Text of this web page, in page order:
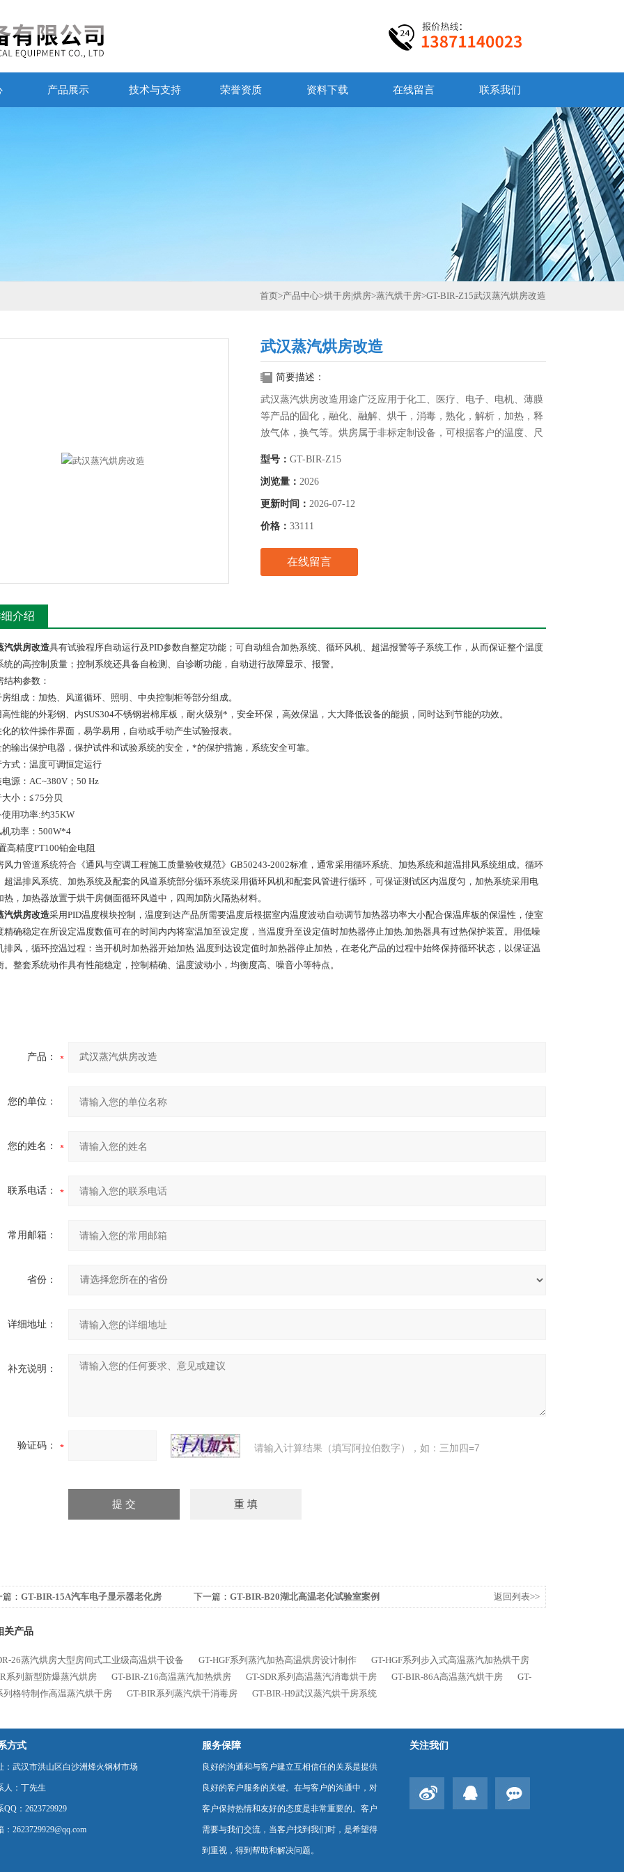
产品展示 技术与支持 荣誉资质 资料下载 在线留言 联系我们
首页>产品中心>烘干房|烘房>蒸汽烘干房>GT-BIR-Z15武汉蒸汽烘房改造
武汉蒸汽烘房改造
简要描述：
武汉蒸汽烘房改造用途广泛应用于化工、医疗、电子、电机、薄膜
等产品的固化，融化、融解、烘干，消毒，熟化，解析，加热，释
放气体，换气等。烘房属于非标定制设备，可根据客户的温度、尺
型号： GT-BIR-Z15
浏览量： 2026
更新时间： 2026-07-12
价格： 33111
在线留言
介绍
汽烘房改造具有试验程序自动运行及PID参数自整定功能；可自动组合加热系统、循环风机、超温报警等子系统工作，从而保证整个温度
统的高控制质量；控制系统还具备自检测、自诊断功能，自动进行故障显示、报警。
结构参数：
房组成：加热、风道循环、照明、中央控制柜等部分组成。
高性能的外彩钢、内SUS304不锈钢岩棉库板，耐火级别*，安全环保，高效保温，大大降低设备的能损，同时达到节能的功效。
化的软件操作界面，易学易用，自动或手动产生试验报表。
的输出保护电器，保护试件和试验系统的安全，*的保护措施，系统安全可靠。
方式：温度可调恒定运行
电源：AC~380V；50 Hz
大小：≦75分贝
使用功率:约35KW
机功率：500W*4
高精度PT100铂金电阻
风力管道系统符合《通风与空调工程施工质量验收规范》GB50243-2002标准，通常采用循环系统、加热系统和超温排风系统组成。循环
超温排风系统、加热系统及配套的风道系统部分循环系统采用循环风机和配套风管进行循环，可保证测试区内温度匀，加热系统采用电
热，加热器放置于烘干房侧面循环风道中，四周加防火隔热材料。
汽烘房改造采用PID温度模块控制，温度到达产品所需要温度后根据室内温度波动自动调节加热器功率大小配合保温库板的保温性，使室
精确稳定在所设定温度数值可在的时间内内将室温加至设定度，当温度升至设定值时加热器停止加热.加热器具有过热保护装置。用低噪
排风，循环控温过程：当开机时加热器开始加热 温度到达设定值时加热器停止加热，在老化产品的过程中始终保持循环状态，以保证温
。整套系统动作具有性能稳定，控制精确、温度波动小，均衡度高、噪音小等特点。
产品：
您的单位：
您的姓名：
联系电话：
常用邮箱：
省份：
详细地址：
补充说明：
验证码： 请输入计算结果（填写阿拉伯数字），如：三加四=7
： GT-BIR-15A汽车电子显示器老化房 下一篇： GT-BIR-B20湖北高温老化试验室案例 返回列表>>
关产品
26蒸汽烘房大型房间式工业级高温烘干设备 GT-HGF系列蒸汽加热高温烘房设计制作
GT-HGF系列步入式高温蒸汽加热烘干房
系列新型防爆蒸汽烘房
GT-BIR-Z16高温蒸汽加热烘房 GT-SDR系列高温蒸汽消毒烘干房 GT-BIR-86A高温蒸汽烘干房
GT-
列格特制作高温蒸汽烘干房
GT-BIR系列蒸汽烘干消毒房 GT-BIR-H9武汉蒸汽烘干房系统
方式
：武汉市洪山区白沙洲烽火钢材市场
人：丁先生
QQ：2623729929
：2623729929@qq.com
服务保障
良好的沟通和与客户建立互相信任的关系是提供
良好的客户服务的关键。在与客户的沟通中，对
客户保持热情和友好的态度是非常重要的。客户
需要与我们交流，当客户找到我们时，是希望得
到重视，得到帮助和解决问题。
关注我们